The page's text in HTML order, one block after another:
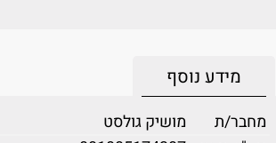
מידע נוסף
מחבר/ת
מושיק גולסט